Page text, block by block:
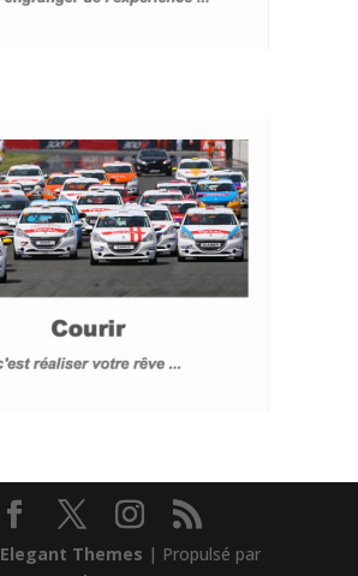
Elegant Themes | Propulsé par